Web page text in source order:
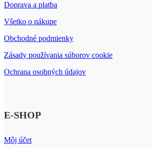
Doprava a platba
Všetko o nákupe
Obchodné podmienky
Zásady používania súborov cookie
Ochrana osobných údajov
E-SHOP
Môj účet